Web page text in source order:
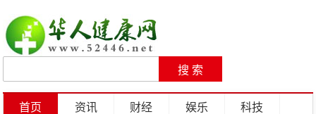
首页 资讯 财经 娱乐 科技